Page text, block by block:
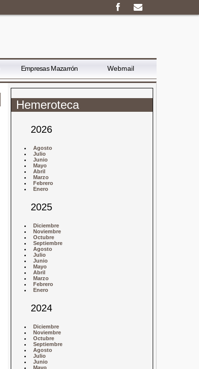
Empresas Mazarrón Webmail
Hemeroteca
2026
Agosto
Julio
Junio
Mayo
Abril
Marzo
Febrero
Enero
2025
Diciembre
Noviembre
Octubre
Septiembre
Agosto
Julio
Junio
Mayo
Abril
Marzo
Febrero
Enero
2024
Diciembre
Noviembre
Octubre
Septiembre
Agosto
Julio
Junio
Mayo